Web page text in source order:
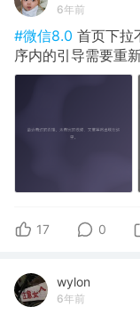
6年前
#微信8.0 首页下拉
序内的引导需要重新
17 0
wylon
6年前